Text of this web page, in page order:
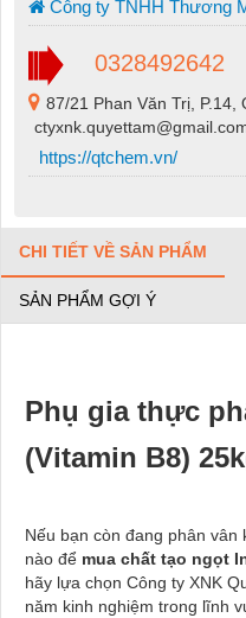
Công ty TNHH Thương
0328492642
87/21 Phan Văn Trị, P.14,
https://qtchem.vn/
CHI TIẾT VỀ SẢN PHẨM
SẢN PHẨM GỢI Ý
Phụ gia thực
(Vitamin B8)
Nếu bạn còn đang phân
nào để mua chất tạo ngọt
hãy lựa chọn Công ty XNK
năm kinh nghiệm trong lĩnh